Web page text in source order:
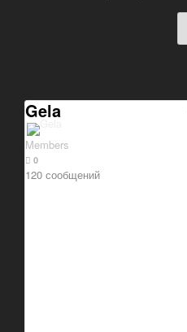
Gela
Members
0
120 сообщений